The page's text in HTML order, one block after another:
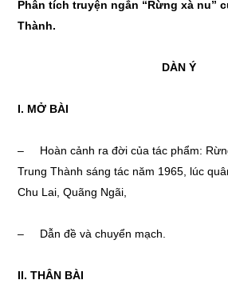
Phân tích truyện ngắn “Rừng xà nu”
Thành.
DÀN Ý
I. MỞ BÀI
– Hoàn cảnh ra đời của tác phẩm:
Trung Thành sáng tác năm 1965, lúc
Chu Lai, Quãng Ngãi,
– Dẫn đề và chuyển mạch.
II. THÂN BÀI